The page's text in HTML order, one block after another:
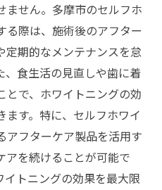
のビフォーアフター
るステップ
すセルフケア
がる可能性
ニングサロンで新しい
ためのプロセス
ュする場所
ません。多摩市のセルフホ
る際は、施術後のアフター
定期的なメンテナンスを怠
、食生活の見直しや歯に着
とで、ホワイトニングの効
す。特に、セルフホワイ
アフターケア製品を活用す
アを続けることが可能で
トニングの効果を最大限